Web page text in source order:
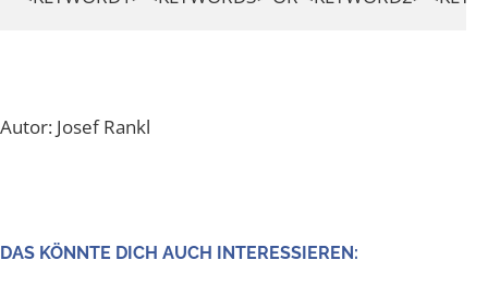
Autor: Josef Rankl
DAS KÖNN­TE DICH AUCH INTERESSIEREN: